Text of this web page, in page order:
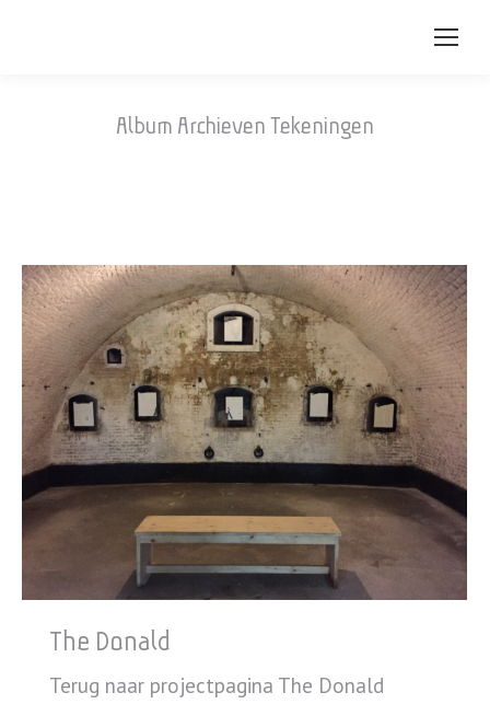
Album Archieven Tekeningen
The Donald
Terug naar projectpagina The Donald